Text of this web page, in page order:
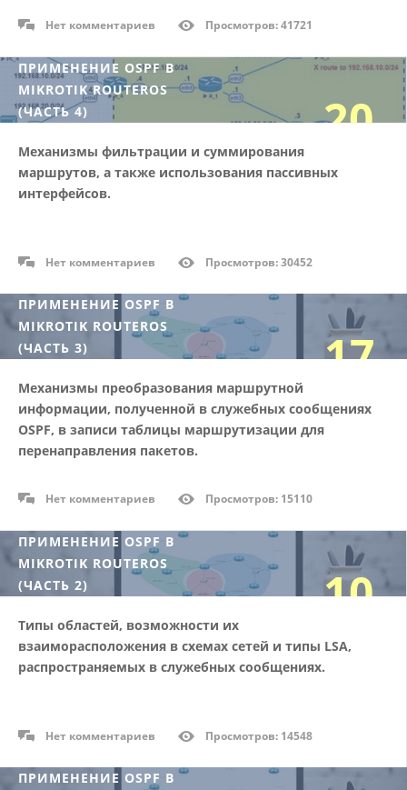
Нет комментариев Просмотров: 41721
ПРИМЕНЕНИЕ OSPF В
MIKROTIK ROUTEROS
(ЧАСТЬ 4)
20
Механизмы фильтрации и суммирования
маршрутов, а также использования пассивных
интерфейсов.
Нет комментариев Просмотров: 30452
ПРИМЕНЕНИЕ OSPF В
MIKROTIK ROUTEROS
(ЧАСТЬ 3)
17
Механизмы преобразования маршрутной
информации, полученной в служебных сообщениях
OSPF, в записи таблицы маршрутизации для
перенаправления пакетов.
Нет комментариев Просмотров: 15110
ПРИМЕНЕНИЕ OSPF В
MIKROTIK ROUTEROS
(ЧАСТЬ 2)
10
Типы областей, возможности их
взаиморасположения в схемах сетей и типы LSA,
распространяемых в служебных сообщениях.
Нет комментариев Просмотров: 14548
ПРИМЕНЕНИЕ OSPF В